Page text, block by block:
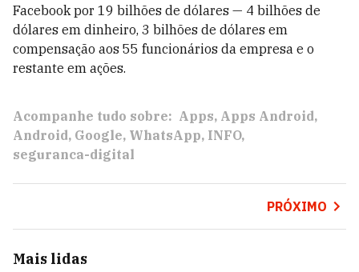
Facebook por 19 bilhões de dólares — 4 bilhões de
dólares em dinheiro, 3 bilhões de dólares em
compensação aos 55 funcionários da empresa e o
restante em ações.
Acompanhe tudo sobre: Apps Apps Android
Android Google WhatsApp INFO
seguranca-digital
PRÓXIMO
Mais lidas